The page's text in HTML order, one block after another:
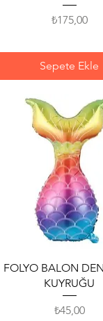
Fiyat
₺175,00
Sepete Ekle
Hızlı Bakış
FOLYO BALON
KUYRUĞU
Fiyat
₺45,00